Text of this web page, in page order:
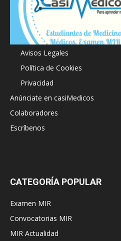
Acerca de
Avisos Legales
Política de Cookies
Privacidad
Anúnciate en casiMedicos
Colaboradores
Escríbenos
CATEGORÍA POPULAR
Examen MIR
Convocatorias MIR
MIR Actualidad